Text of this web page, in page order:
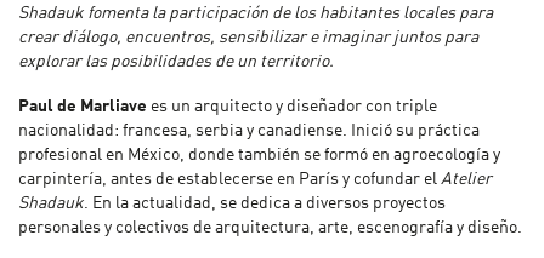
Shadauk fomenta la participación de los habitantes locales para
crear diálogo, encuentros, sensibilizar e imaginar juntos para
explorar las posibilidades de un territorio.
Paul de Marliave es un arquitecto y diseñador con triple
nacionalidad: francesa, serbia y canadiense. Inició su práctica
profesional en México, donde también se formó en agroecología y
carpintería, antes de establecerse en París y cofundar el Atelier
Shadauk. En la actualidad, se dedica a diversos proyectos
personales y colectivos de arquitectura, arte, escenografía y diseño.